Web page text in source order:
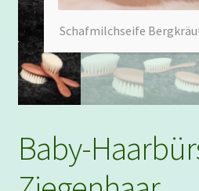
Baby-
Schafmilchseife